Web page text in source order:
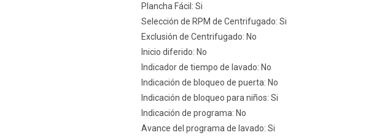
Plancha Fácil: Si
Selección de RPM de Centrifugado: Si
Exclusión de Centrifugado: No
Inicio diferido: No
Indicador de tiempo de lavado: No
Indicación de bloqueo de puerta: No
Indicación de bloqueo para niños: Si
Indicación de programa: No
Avance del programa de lavado: Si